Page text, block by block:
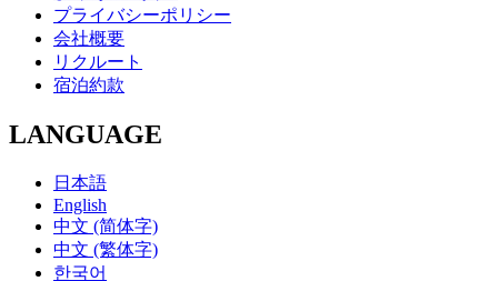
プライバシーポリシー
会社概要
リクルート
宿泊約款
LANGUAGE
日本語
English
中文 (简体字)
中文 (繁体字)
한국어